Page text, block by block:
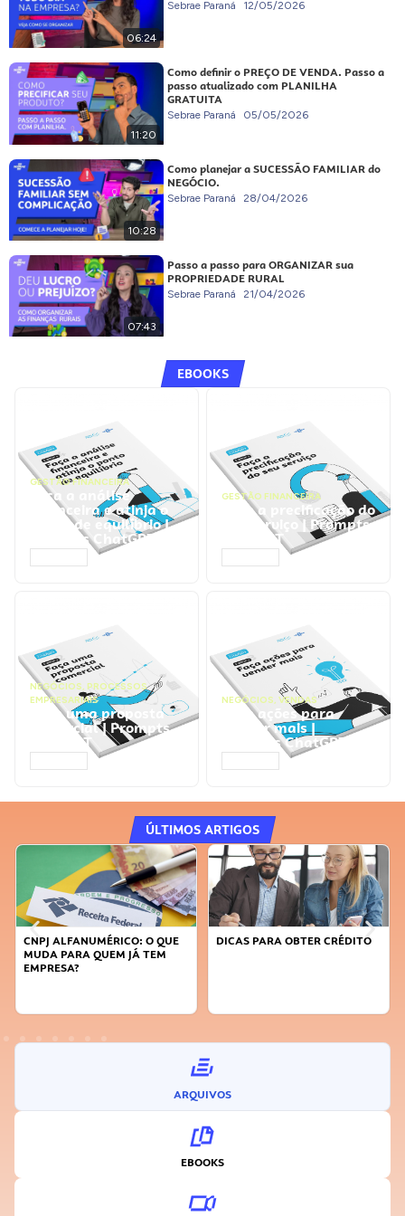
06:24
Sebrae Paraná 12/05/2026
11:20
Como definir o PREÇO DE VENDA. Passo a
passo atualizado com PLANILHA
GRATUITA
Sebrae Paraná 05/05/2026
10:28
Como planejar a SUCESSÃO FAMILIAR do
NEGÓCIO.
Sebrae Paraná 28/04/2026
07:43
Passo a passo para ORGANIZAR sua
PROPRIEDADE RURAL
Sebrae Paraná 21/04/2026
EBOOKS
GESTÃO FINANCEIRA
Faça a análise
financeira e atinja o
ponto de equilíbrio |
Prompts ChatGPT
GESTÃO FINANCEIRA
Faça a precificação do
seu serviço | Prompts
ChatGPT
NEGÓCIOS, PROCESSOS
EMPRESARIAIS
Faça uma proposta
comercial | Prompts
ChatGPT
NEGÓCIOS, VENDAS
Faça ações para
vender mais |
Prompts ChatGPT
ÚLTIMOS ARTIGOS
O QUE
TEM
DICAS PARA OBTER CRÉDITO
FAÇA A DIFERENÇA:
ARQUIVOS
EBOOKS